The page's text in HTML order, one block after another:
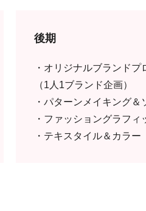
後期
・オリジナルブランドプ
（1人1ブランド企画）
・パターンメイキング＆
・ファッショングラフィ
・テキスタイル＆カラー